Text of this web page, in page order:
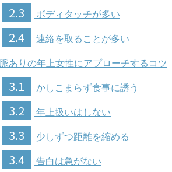
2.3 ボディタッチが多い
2.4 連絡を取ることが多い
脈ありの年上女性にアプローチするコツ
3.1 かしこまらず食事に誘う
3.2 年上扱いはしない
3.3 少しずつ距離を縮める
3.4 告白は急がない